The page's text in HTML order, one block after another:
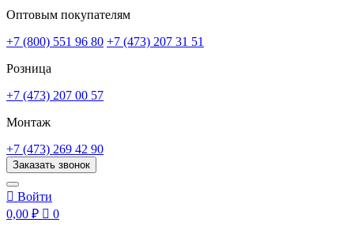
Оптовым покупателям
+7 (800) 551 96 80 +7 (473) 207 31 51
Розница
+7 (473) 207 00 57
Монтаж
+7 (473) 269 42 90
Заказать звонок
 Войти
0,00 ₽  0